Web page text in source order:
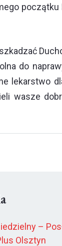
początku
do
lekarstwo
wasze
–
Olsztyn